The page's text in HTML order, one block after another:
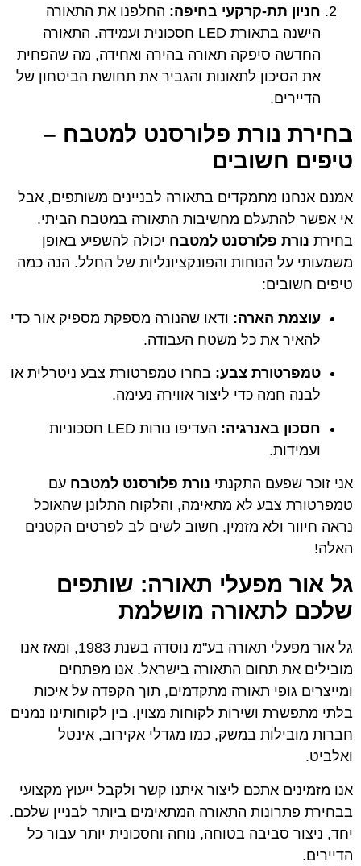
חניון תת-קרקעי בחיפה: החלפנו את התאורה
הישנה בתאורת LED חסכונית ועמידה. התאורה
החדשה סיפקה תאורה בהירה ואחידה, מה שהפחית
את הסיכון לתאונות והגביר את תחושת הביטחון של
הדיירים.
בחירת נורת פלורסנט למטבח –
טיפים חשובים
אמנם אנחנו מתמקדים בתאורה לבניינים משותפים, אבל
אי אפשר להתעלם מחשיבות התאורה במטבח הביתי.
בחירת נורת פלורסנט למטבח יכולה להשפיע באופן
משמעותי על הנוחות והפונקציונליות של החלל. הנה כמה
טיפים חשובים:
עוצמת הארה: ודאו שהנורה מספקת מספיק אור כדי
להאיר את כל משטח העבודה.
טמפרטורת צבע: בחרו טמפרטורת צבע ניטרלית או
לבנה חמה כדי ליצור אווירה נעימה.
חסכון באנרגיה:
העדיפו נורות LED חסכוניות
ועמידות.
אני זוכר שפעם התקנתי נורת פלורסנט למטבח עם
טמפרטורת צבע לא מתאימה, והלקוח התלונן שהאוכל
נראה חיוור ולא מזמין. חשוב לשים לב לפרטים הקטנים
האלה!
גל אור מפעלי תאורה: שותפים
שלכם לתאורה מושלמת
גל אור מפעלי תאורה בע"מ נוסדה בשנת 1983, ומאז אנו
מובילים את תחום התאורה בישראל. אנו מפתחים
ומייצרים גופי תאורה מתקדמים, תוך הקפדה על איכות
בלתי מתפשרת ושירות לקוחות מצוין. בין לקוחותינו נמנים
חברות מובילות במשק, כמו מגדלי אקירוב, אינטל
ואלביט.
אנו מזמינים אתכם ליצור איתנו קשר ולקבל ייעוץ מקצועי
בבחירת פתרונות התאורה המתאימים ביותר לבניין שלכם.
יחד, ניצור סביבה בטוחה, נוחה וחסכונית יותר עבור כל
הדיירים.